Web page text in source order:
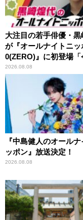
大注目の若手俳優・黒
が『オールナイトニッ
0(ZERO)』に初登場「
とてもワクワクしてお
す！」
2026.08.08
『中島健人のオール
ッポン』放送決定！
2026.08.08